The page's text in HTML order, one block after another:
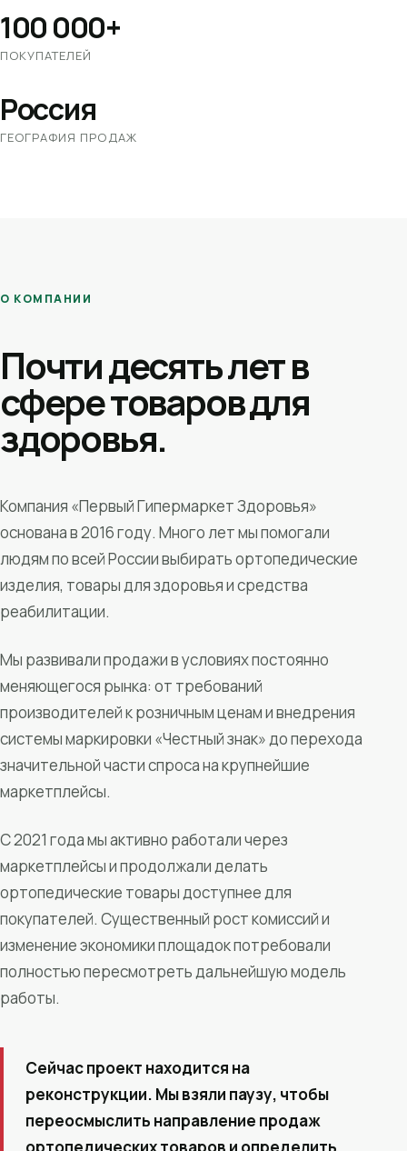
100 000+
ПОКУПАТЕЛЕЙ
Россия
ГЕОГРАФИЯ ПРОДАЖ
О КОМПАНИИ
Почти десять лет в
сфере товаров для
здоровья.
Компания «Первый Гипермаркет Здоровья»
основана в 2016 году. Много лет мы помогали
людям по всей России выбирать ортопедические
изделия, товары для здоровья и средства
реабилитации.
Мы развивали продажи в условиях постоянно
меняющегося рынка: от требований
производителей к розничным ценам и внедрения
системы маркировки «Честный знак» до перехода
значительной части спроса на крупнейшие
маркетплейсы.
С 2021 года мы активно работали через
маркетплейсы и продолжали делать
ортопедические товары доступнее для
покупателей. Существенный рост комиссий и
изменение экономики площадок потребовали
полностью пересмотреть дальнейшую модель
работы.
Сейчас проект находится на
реконструкции. Мы взяли паузу, чтобы
переосмыслить направление продаж